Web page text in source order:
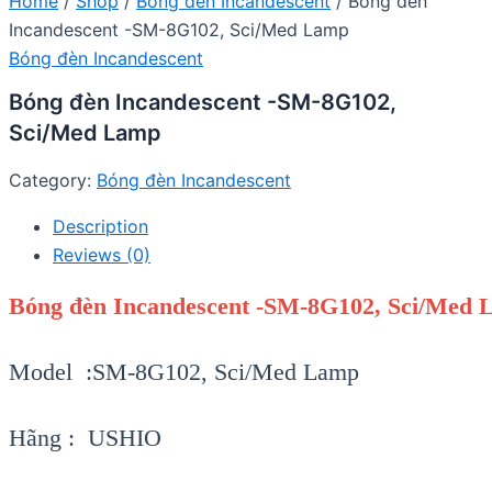
Incandescent -SM-8G102, Sci/Med Lamp
Bóng đèn Incandescent
Bóng đèn Incandescent -SM-8G102,
Sci/Med Lamp
Category: Bóng đèn Incandescent
Description
Reviews (0)
Bóng đèn Incandescent -SM-8G102, Sci/Med
Model :SM-8G102, Sci/Med Lamp
Hãng : USHIO